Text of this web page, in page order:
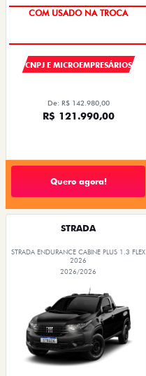
COM USADO NA TROCA
CNPJ E MICROEMPRESÁRIOS
De: R$ 142.980,00
R$ 121.990,00
Quero agora!
STRADA
STRADA ENDURANCE CABINE PLUS 1.3 FLEX
2026
2026/2026